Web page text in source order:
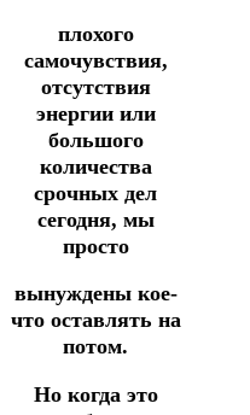
плохого
самочувствия,
отсутствия
энергии или
большого
количества
срочных дел
сегодня, мы
просто
вынуждены кое-
что оставлять на
потом.
Но когда это